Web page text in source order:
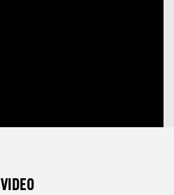
VIDEO